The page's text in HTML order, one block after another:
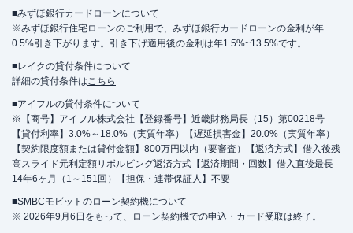
■みずほ銀行カードローンについて
※みずほ銀行住宅ローンのご利用で、みずほ銀行カードローンの金利が年
0.5%引き下がります。引き下げ適用後の金利は年1.5%~13.5%です。
■レイクの貸付条件について
詳細の貸付条件はこちら
■アイフルの貸付条件について
※【商号】アイフル株式会社【登録番号】近畿財務局長（15）第00218号
【貸付利率】3.0%～18.0%（実質年率）【遅延損害金】20.0%（実質年率）
【契約限度額または貸付金額】800万円以内（要審査）【返済方式】借入後残
高スライド元利定額リボルビング返済方式【返済期間・回数】借入直後最長
14年6ヶ月（1～151回）【担保・連帯保証人】不要
■SMBCモビットのローン契約機について
※ 2026年9月6日をもって、ローン契約機での申込・カード受取は終了。